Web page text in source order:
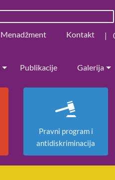
Menadžment Kontakt |
Publikacije Galerija
Pravni program i
antidiskriminacija